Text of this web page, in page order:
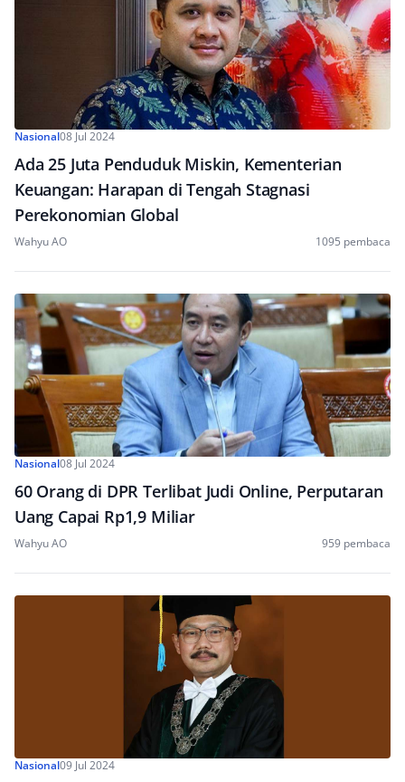
Nasional08 Jul 2024
Ada 25 Juta Penduduk Miskin, Kementerian
Keuangan: Harapan di Tengah Stagnasi
Perekonomian Global
Wahyu AO 1095 pembaca
Nasional08 Jul 2024
60 Orang di DPR Terlibat Judi Online, Perputaran
Uang Capai Rp1,9 Miliar
Wahyu AO 959 pembaca
Nasional09 Jul 2024